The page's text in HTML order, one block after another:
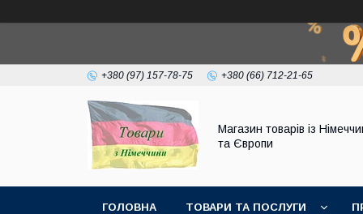
+380 (97) 157-78-75 +380 (66) 712-21-65
Магазин товарів із
та Європи
ГОЛОВНА ТОВАРИ ТА ПОСЛУГИ